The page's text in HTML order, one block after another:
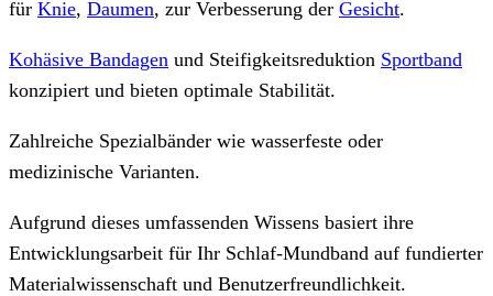
für Knie, Daumen, zur Verbesserung der Gesicht.
Kohäsive Bandagen und Steifigkeitsreduktion Sportband
konzipiert und bieten optimale Stabilität.
Zahlreiche Spezialbänder wie wasserfeste oder
medizinische Varianten.
Aufgrund dieses umfassenden Wissens basiert ihre
Entwicklungsarbeit für Ihr Schlaf-Mundband auf fundierter
Materialwissenschaft und Benutzerfreundlichkeit.